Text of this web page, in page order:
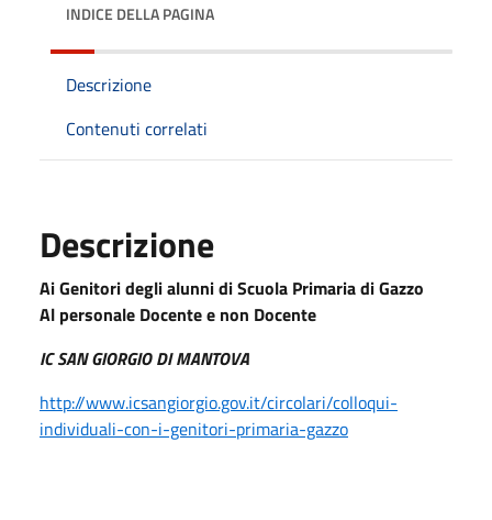
INDICE DELLA PAGINA
Descrizione
Contenuti correlati
Descrizione
Ai Genitori degli alunni di Scuola Primaria di Gazzo
Al personale Docente e non Docente
IC SAN GIORGIO DI MANTOVA
http://www.icsangiorgio.gov.it/circolari/colloqui-
individuali-con-i-genitori-primaria-gazzo